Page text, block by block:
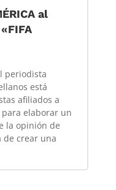
al
periodista
está
afiliados a
elaborar un
la opinión de
de crear una